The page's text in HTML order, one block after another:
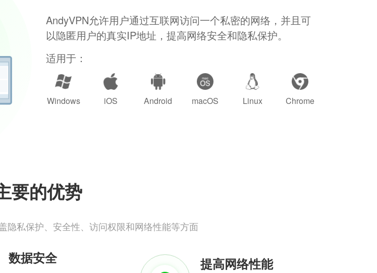
AndyVPN允许用户通过互联网访问一个私密的网络，并且可
以隐匿用户的真实IP地址，提高网络安全和隐私保护。
适用于：
Windows iOS Android macOS Linux Chrome
要的优势
隐私保护、安全性、访问权限和网络性能等方面
数据安全 提高网络性能